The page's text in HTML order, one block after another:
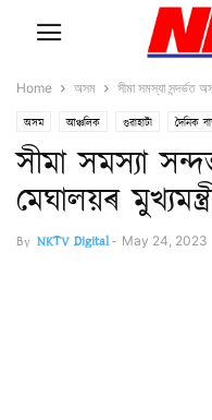
Home অসম সীমা সমস্যা সন্দৰ্ভত
অসম আঞ্চলিক গুৱাহাটী দৈনিক
সীমা সমস্যা
মেঘালয়ৰ
By NKTV Digital- May 24, 2023